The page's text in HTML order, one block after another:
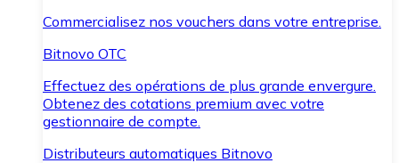
Commercialisez nos vouchers dans votre entreprise.
Bitnovo OTC
Effectuez des opérations de plus grande envergure.
Obtenez des cotations premium avec votre
gestionnaire de compte.
Distributeurs automatiques Bitnovo